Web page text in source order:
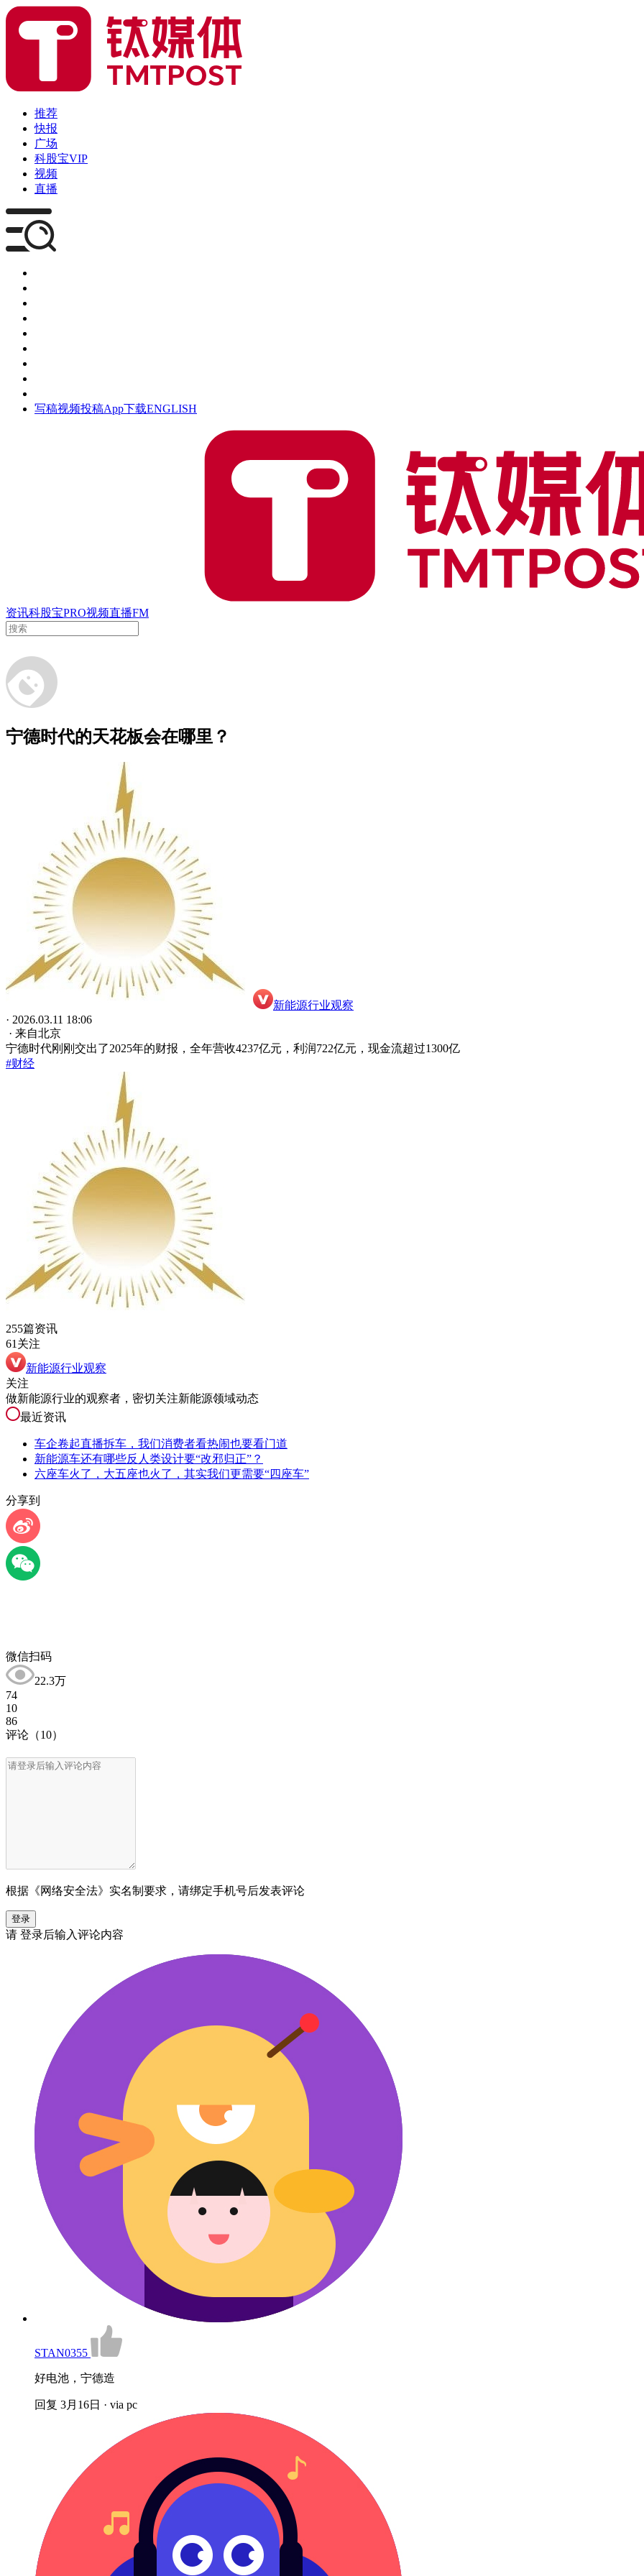
推荐
快报
广场
科股宝VIP
视频
直播
写稿视频投稿App下载ENGLISH
资讯科股宝PRO视频直播FM
宁德时代的天花板会在哪里？
新能源行业观察
· 2026.03.11 18:06
· 来自北京
宁德时代刚刚交出了2025年的财报，全年营收4237亿元，利润722亿元，现金流超过1300亿
#财经
255篇资讯
61关注
新能源行业观察
关注
做新能源行业的观察者，密切关注新能源领域动态
最近资讯
车企卷起直播拆车，我们消费者看热闹也要看门道
新能源车还有哪些反人类设计要“改邪归正”？
六座车火了，大五座也火了，其实我们更需要“四座车”
分享到
微信扫码
22.3万
74
10
86
评论 （10）
根据《网络安全法》实名制要求，请绑定手机号后发表评论
登录
请 登录后输入评论内容
STAN0355
好电池，宁德造
回复 3月16日 · via pc